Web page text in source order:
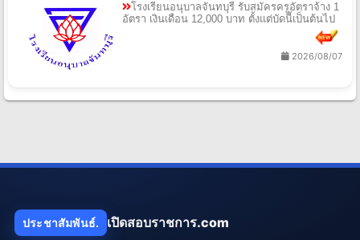
โรงเรียนอนุบาลจันทบุรี รับสมัครครูอัตราจ้าง 1
อัตรา เงินเดือน 12,000 บาท ตั้งแต่บัดนี้เป็นต้นไป
2026/08/07
ประชาสัมพันธ์. เปิดสอบราชการ.com